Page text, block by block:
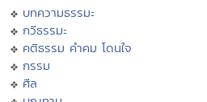
บทความธรรมะ
กวีธรรมะ
คติธรรม คำคม โดนใจ
กรรม
ศีล